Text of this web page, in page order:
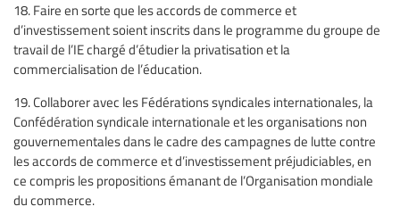
18. Faire en sorte que les accords de commerce et
d’investissement soient inscrits dans le programme du groupe de
travail de l’IE chargé d’étudier la privatisation et la
commercialisation de l’éducation.
19. Collaborer avec les Fédérations syndicales internationales, la
Confédération syndicale internationale et les organisations non
gouvernementales dans le cadre des campagnes de lutte contre
les accords de commerce et d’investissement préjudiciables, en
ce compris les propositions émanant de l’Organisation mondiale
du commerce.